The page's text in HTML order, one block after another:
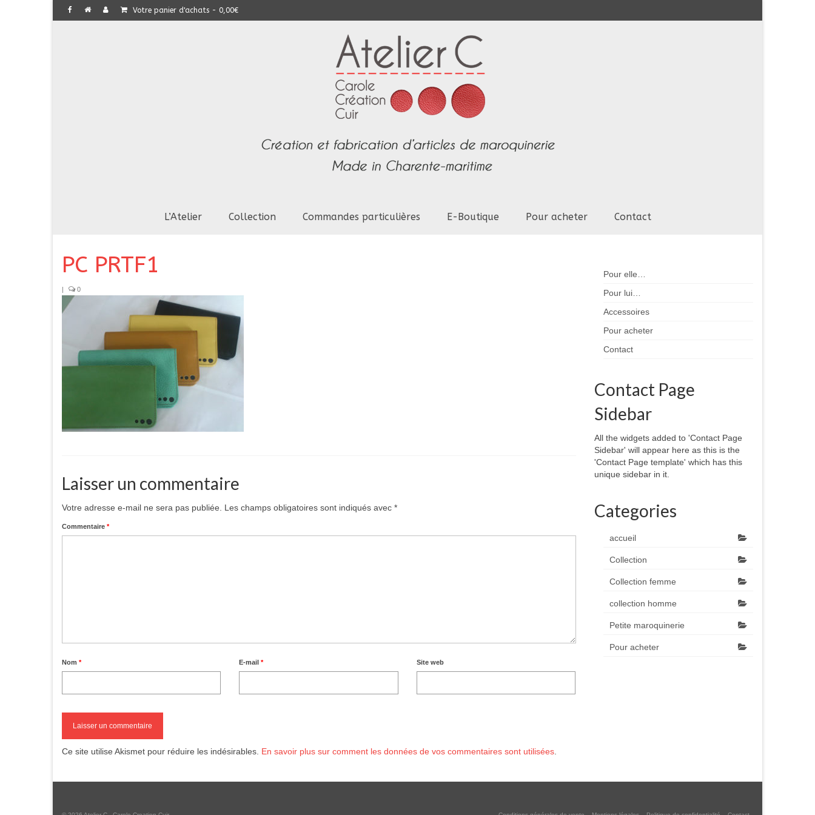
Votre panier d'achats - 0,00€
L’Atelier Collection Commandes particulières E-Boutique Pour acheter Contact
PC PRTF1
| 0
Laisser un commentaire
Votre adresse e-mail ne sera pas publiée. Les champs obligatoires sont indiqués avec *
Commentaire *
Nom * E-mail* Site web
Ce site utilise Akismet pour réduire les indésirables. En savoir plus sur comment les données de vos commentaires sont utilisées
Pour elle…
Pour lui…
Accessoires
Pour acheter
Contact
Contact Page
Sidebar
All the widgets added to 'Contact Page
Sidebar' will appear here as this is the
'Contact Page template' which has this
unique sidebar in it.
Categories
accueil
Collection
Collection femme
collection homme
Petite maroquinerie
Pour acheter